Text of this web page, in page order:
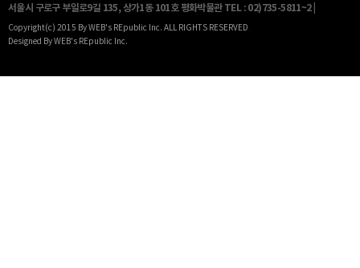
서울시 구로구 부일로9길 135, 상가1동 101호 평화박물관 TEL : 02)735-5811~2 |
Copyright(c) 2015 By WEB's REpublic Inc. ALL RIGHTS RESERVED.
Designed By WEB's REpublic Inc.